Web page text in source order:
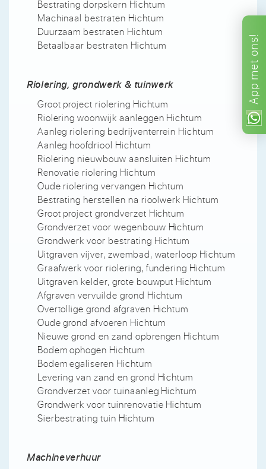
App
met
ons!
Bestrating dorpskern Hichtum
Machinaal bestraten Hichtum
Duurzaam bestraten Hichtum
Betaalbaar bestraten Hichtum
Riolering, grondwerk & tuinwerk
Groot project riolering Hichtum
Riolering woonwijk aanleggen Hichtum
Aanleg riolering bedrijventerrein Hichtum
Aanleg hoofdriool Hichtum
Riolering nieuwbouw aansluiten Hichtum
Renovatie riolering Hichtum
Oude riolering vervangen Hichtum
Bestrating herstellen na rioolwerk Hichtum
Groot project grondverzet Hichtum
Grondverzet voor wegenbouw Hichtum
Grondwerk voor bestrating Hichtum
Uitgraven vijver, zwembad, waterloop Hichtum
Graafwerk voor riolering, fundering Hichtum
Uitgraven kelder, grote bouwput Hichtum
Afgraven vervuilde grond Hichtum
Overtollige grond afgraven Hichtum
Oude grond afvoeren Hichtum
Nieuwe grond en zand opbrengen Hichtum
Bodem ophogen Hichtum
Bodem egaliseren Hichtum
Levering van zand en grond Hichtum
Grondverzet voor tuinaanleg Hichtum
Grondwerk voor tuinrenovatie Hichtum
Sierbestrating tuin Hichtum
Machineverhuur